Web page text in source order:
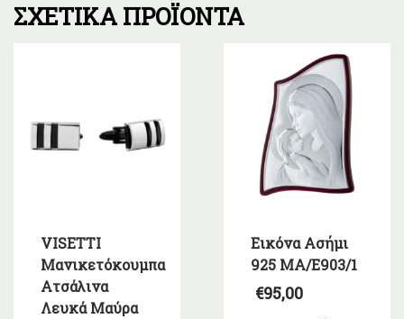
ΣΧΕΤΙΚΆ ΠΡΟΪΌΝΤΑ
VISETTI
Μανικετόκουμπα
Ατσάλινα
Λευκά Μαύρα
Εικόνα Ασήμι
925 ΜΑ/Ε903/1
€95,00